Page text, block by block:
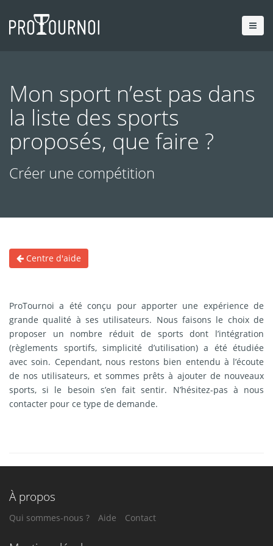
Mon sport n’est pas dans
la liste des sports
proposés, que faire ?
Créer une compétition
Centre d'aide
ProTournoi a été conçu pour apporter une expérience de
grande qualité à ses utilisateurs. Nous faisons le choix de
proposer un nombre réduit de sports dont l’intégration
(règlements sportifs, simplicité d’utilisation) a été étudiée
avec soin. Cependant, nous restons bien entendu à l’écoute
de nos utilisateurs, et sommes prêts à ajouter de nouveaux
sports, si le besoin s’en fait sentir. N’hésitez-pas à nous
contacter pour ce type de demande.
À propos
Qui sommes-nous ? Aide Contact